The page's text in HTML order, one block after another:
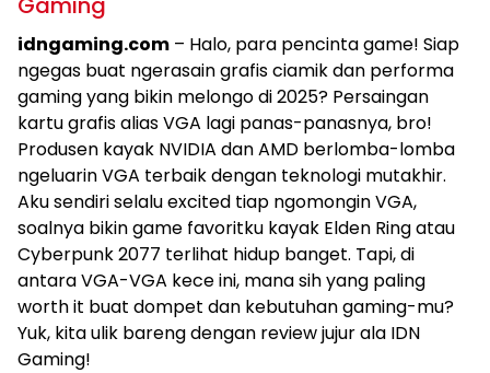
idngaming.com – Halo, para pencinta game! Siap
ngegas buat ngerasain grafis ciamik dan performa
gaming yang bikin melongo di 2025? Persaingan
kartu grafis alias VGA lagi panas-panasnya, bro!
Produsen kayak NVIDIA dan AMD berlomba-lomba
ngeluarin VGA terbaik dengan teknologi mutakhir.
Aku sendiri selalu excited tiap ngomongin VGA,
soalnya bikin game favoritku kayak Elden Ring atau
Cyberpunk 2077 terlihat hidup banget. Tapi, di
antara VGA-VGA kece ini, mana sih yang paling
worth it buat dompet dan kebutuhan gaming-mu?
Yuk, kita ulik bareng dengan review jujur ala IDN
Gaming!